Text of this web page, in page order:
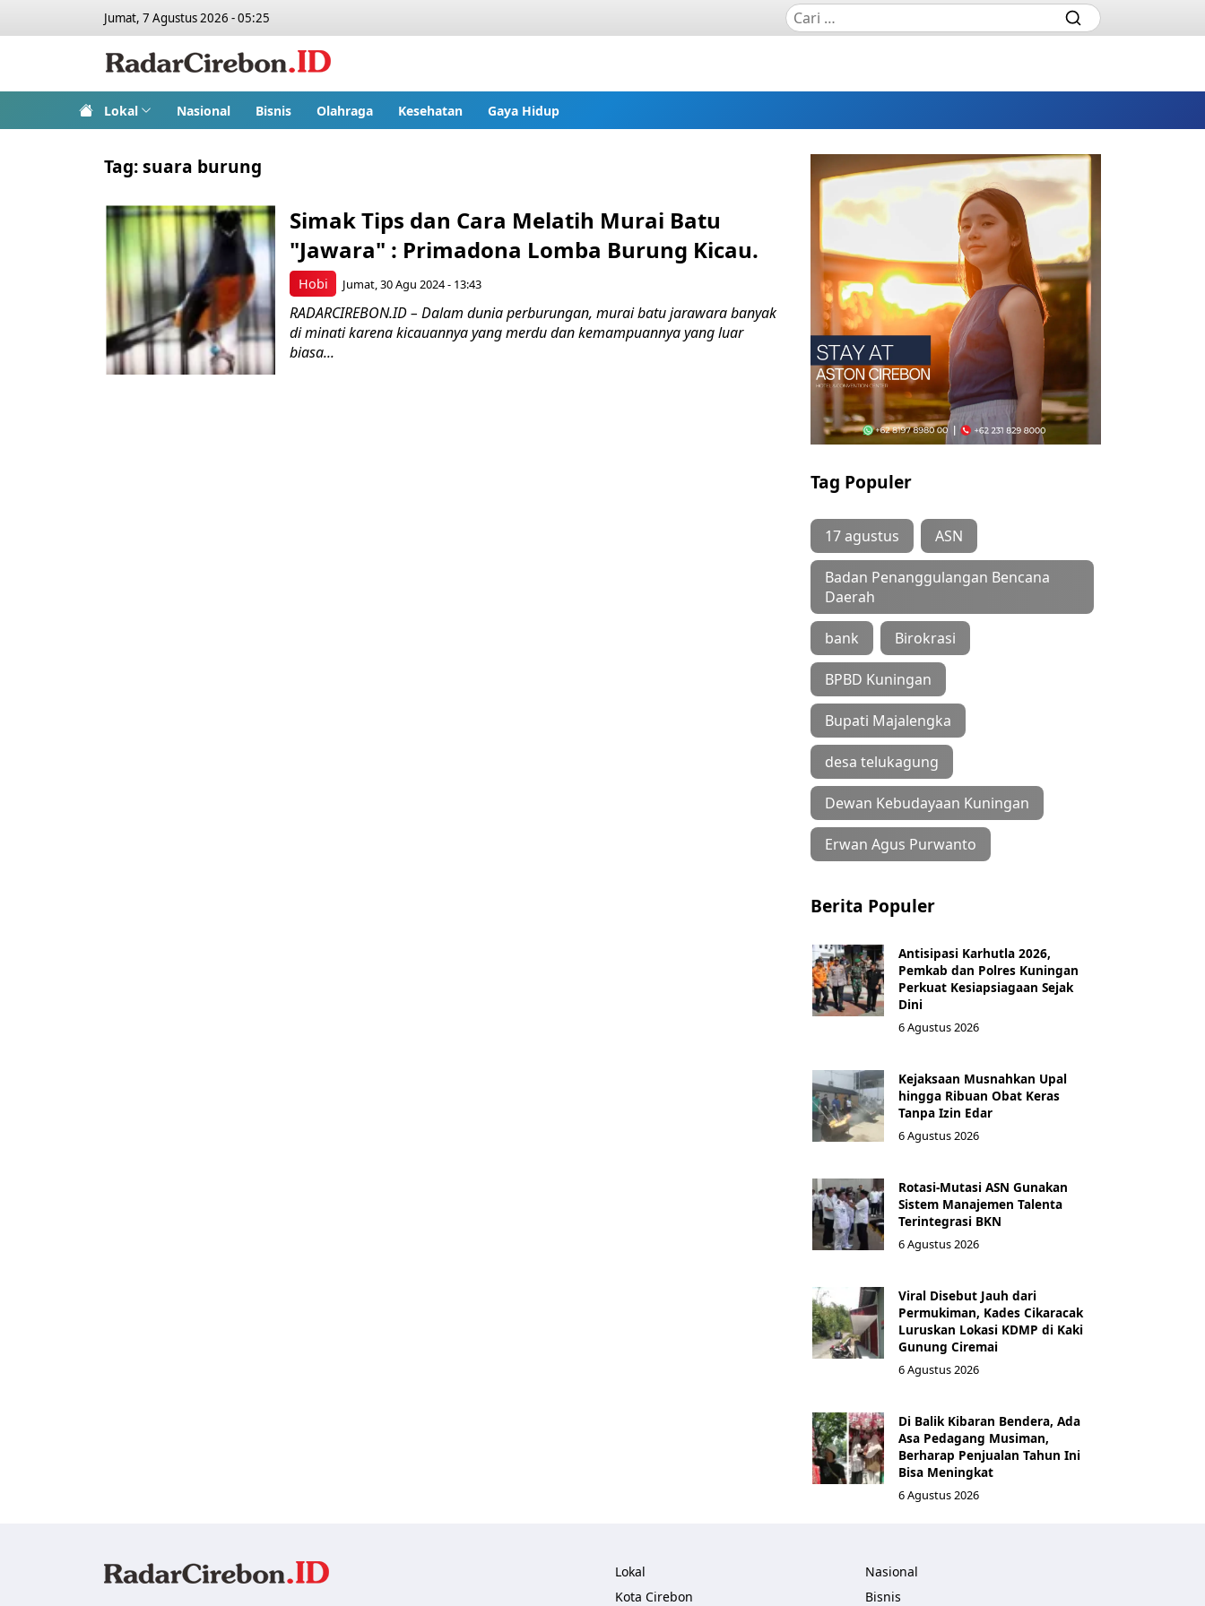
Jumat, 7 Agustus 2026 - 05:25
Lokal Nasional Bisnis Olahraga Kesehatan Gaya Hidup
Tag:suara burung
Hobi
Simak Tips dan Cara Melatih Murai Batu
"Jawara" : Primadona Lomba Burung Kicau.
Jumat, 30 Agu 2024 - 13:43
RADARCIREBON.ID – Dalam dunia perburungan, murai batu jarawara banyak
di minati karena kicauannya yang merdu dan kemampuannya yang luar
biasa...
Tag Populer
17 agustus ASN
Badan Penanggulangan Bencana
Daerah
bank Birokrasi
BPBD Kuningan
Bupati Majalengka
desa telukagung
Dewan Kebudayaan Kuningan
Erwan Agus Purwanto
Berita Populer
Antisipasi Karhutla 2026,
Pemkab dan Polres Kuningan
Perkuat Kesiapsiagaan Sejak
Dini
6 Agustus 2026
Kejaksaan Musnahkan Upal
hingga Ribuan Obat Keras
Tanpa Izin Edar
6 Agustus 2026
Rotasi-Mutasi ASN Gunakan
Sistem Manajemen Talenta
Terintegrasi BKN
6 Agustus 2026
Viral Disebut Jauh dari
Permukiman, Kades Cikaracak
Luruskan Lokasi KDMP di Kaki
Gunung Ciremai
6 Agustus 2026
Di Balik Kibaran Bendera, Ada
Asa Pedagang Musiman,
Berharap Penjualan Tahun Ini
Bisa Meningkat
6 Agustus 2026
Lokal
Kota Cirebon
Nasional
Bisnis